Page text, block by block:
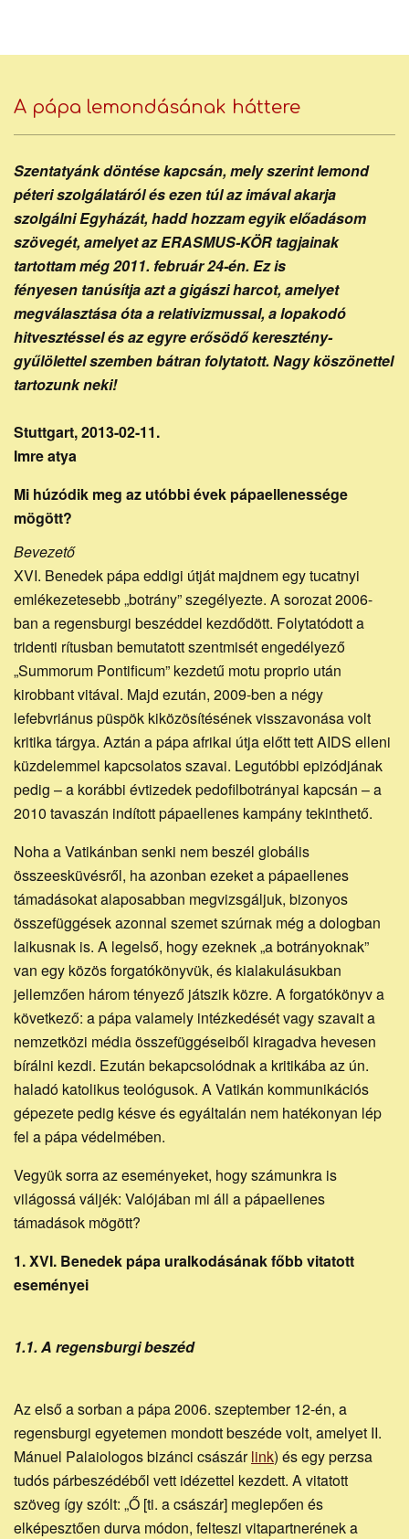
contentBocsa
József
piarista
atya
honlapja
Menu
A pápa lemondásának háttere
Szentatyánk döntése kapcsán, mely szerint lemond
péteri szolgálatáról és ezen túl az imával akarja
szolgálni Egyházát, hadd hozzam egyik előadásom
szövegét, amelyet az ERASMUS-KÖR tagjainak
tartottam még 2011. február 24-én. Ez is
fényesen tanúsítja azt a gigászi harcot, amelyet
megválasztása óta a relativizmussal, a lopakodó
hitvesztéssel és az egyre erősödő keresztény-
gyűlölettel szemben bátran folytatott. Nagy köszönettel
tartozunk neki!
Stuttgart, 2013-02-11.
Imre atya
Mi húzódik meg az utóbbi évek pápaellenessége
mögött?
Bevezető
XVI. Benedek pápa eddigi útját majdnem egy tucatnyi
emlékezetesebb „botrány” szegélyezte. A sorozat 2006-
ban a regensburgi beszéddel kezdődött. Folytatódott a
tridenti rítusban bemutatott szentmisét engedélyező
„Summorum Pontificum” kezdetű motu proprio után
kirobbant vitával. Majd ezután, 2009-ben a négy
lefebvriánus püspök kiközösítésének visszavonása volt
kritika tárgya. Aztán a pápa afrikai útja előtt tett AIDS elleni
küzdelemmel kapcsolatos szavai. Legutóbbi epizódjának
pedig – a korábbi évtizedek pedofilbotrányai kapcsán – a
2010 tavaszán indított pápaellenes kampány tekinthető.
Noha a Vatikánban senki nem beszél globális
összeesküvésről, ha azonban ezeket a pápaellenes
támadásokat alaposabban megvizsgáljuk, bizonyos
összefüggések azonnal szemet szúrnak még a dologban
laikusnak is. A legelső, hogy ezeknek „a botrányoknak”
van egy közös forgatókönyvük, és kialakulásukban
jellemzően három tényező játszik közre. A forgatókönyv a
következő: a pápa valamely intézkedését vagy szavait a
nemzetközi média összefüggéseiből kiragadva hevesen
bírálni kezdi. Ezután bekapcsolódnak a kritikába az ún.
haladó katolikus teológusok. A Vatikán kommunikációs
gépezete pedig késve és egyáltalán nem hatékonyan lép
fel a pápa védelmében.
Vegyük sorra az eseményeket, hogy számunkra is
világossá váljék: Valójában mi áll a pápaellenes
támadások mögött?
1. XVI. Benedek pápa uralkodásának főbb vitatott
eseményei
1.1. A regensburgi beszéd
Az első a sorban a pápa 2006. szeptember 12-én, a
regensburgi egyetemen mondott beszéde volt, amelyet II.
Mánuel Palaiologos bizánci császárlink) és egy perzsa
tudós párbeszédéből vett idézettel kezdett. A vitatott
szöveg így szólt: „Ő [ti. a császár] meglepően és
elképesztően durva módon, felteszi vitapartnerének a